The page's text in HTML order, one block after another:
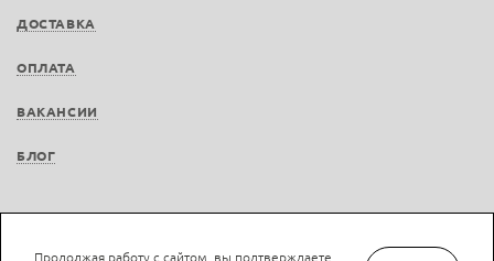
ДОСТАВКА
ОПЛАТА
ВАКАНСИИ
БЛОГ
Продолжая работу с сайтом, вы подтверждаете